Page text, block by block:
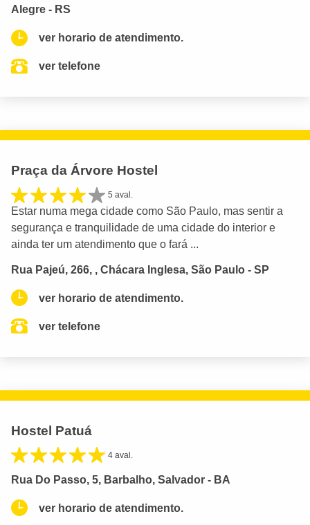
Alegre - RS
ver horario de atendimento.
ver telefone
Praça da Árvore Hostel
5 aval.
Estar numa mega cidade como São Paulo, mas sentir a
segurança e tranquilidade de uma cidade do interior e
ainda ter um atendimento que o fará ...
Rua Pajeú, 266, , Chácara Inglesa, São Paulo - SP
ver horario de atendimento.
ver telefone
Hostel Patuá
4 aval.
Rua Do Passo, 5, Barbalho, Salvador - BA
ver horario de atendimento.